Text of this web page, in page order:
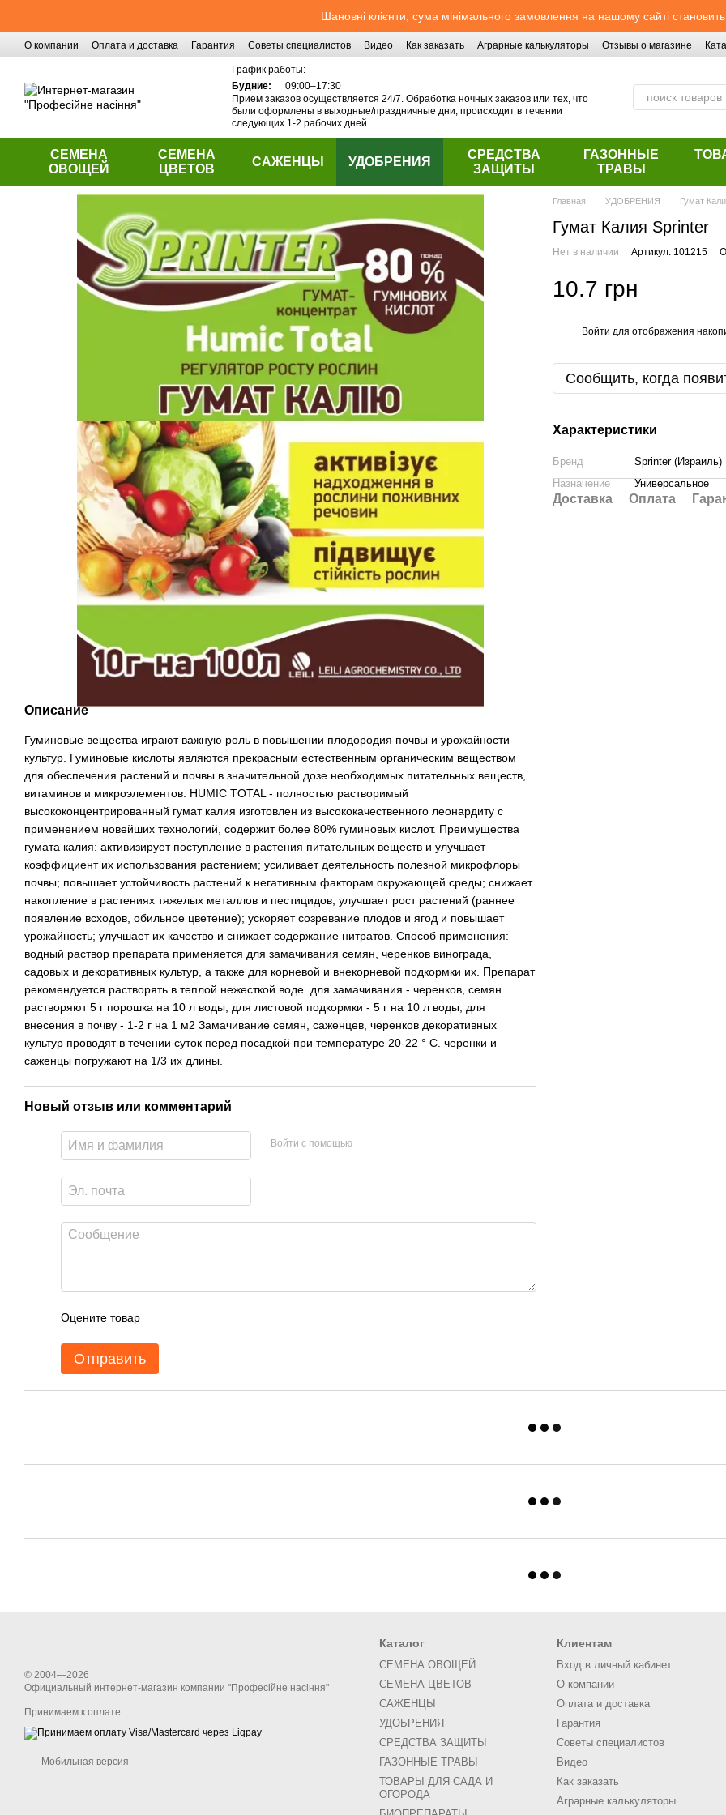
Шановні клієнти, сума мінімального замовлення на нашому сайті
О компании Оплата и доставка Гарантия Советы специалистов Видео Как заказать Аграрные калькуляторы Отзывы о магазине
График работы:
Будние:
09:00–17:30
Прием заказов осуществляется 24/7. Обработка ночных заказов или тех, что
были оформлены в выходные/праздничные дни, происходит в течении
следующих 1-2 рабочих дней.
СЕМЕНА
ОВОЩЕЙ
СЕМЕНА
ЦВЕТОВ
САЖЕНЦЫ УДОБРЕНИЯ
СРЕДСТВА
ЗАЩИТЫ
ГАЗОННЫЕ
ТРАВЫ
Описание
Гуминовые вещества играют важную роль в повышении плодородия почвы и урожайности
культур. Гуминовые кислоты являются прекрасным естественным органическим веществом
для обеспечения растений и почвы в значительной дозе необходимых питательных веществ,
витаминов и микроэлементов. HUMIC TOTAL - полностью растворимый
высококонцентрированный гумат калия изготовлен из высококачественного леонардиту с
применением новейших технологий, содержит более 80% гуминовых кислот. Преимущества
гумата калия: активизирует поступление в растения питательных веществ и улучшает
коэффициент их использования растением; усиливает деятельность полезной микрофлоры
почвы; повышает устойчивость растений к негативным факторам окружающей среды; снижает
накопление в растениях тяжелых металлов и пестицидов; улучшает рост растений (раннее
появление всходов, обильное цветение); ускоряет созревание плодов и ягод и повышает
урожайность; улучшает их качество и снижает содержание нитратов. Способ применения:
водный раствор препарата применяется для замачивания семян, черенков винограда,
садовых и декоративных культур, а также для корневой и внекорневой подкормки их. Препарат
рекомендуется растворять в теплой нежесткой воде. для замачивания - черенков, семян
растворяют 5 г порошка на 10 л воды; для листовой подкормки - 5 г на 10 л воды; для
внесения в почву - 1-2 г на 1 м2 Замачивание семян, саженцев, черенков декоративных
культур проводят в течении суток перед посадкой при температуре 20-22 ° С. черенки и
саженцы погружают на 1/3 их длины.
Новый отзыв или комментарий
Войти с помощью
Оцените товар
Отправить
Главная УДОБРЕНИЯ Гумат
Гумат Калия Sprinter
Нет в наличии Артикул: 101215
10.7 грн
Войти для отображения
Сообщить, когда
Характеристики
Бренд
Sprinter (Израиль)
Назначение
Универсальное
Доставка Оплата
© 2004—2026
Официальный интернет-магазин компании "Професійне насіння"
Принимаем к оплате
Мобильная версия
Каталог
СЕМЕНА ОВОЩЕЙ
СЕМЕНА ЦВЕТОВ
САЖЕНЦЫ
УДОБРЕНИЯ
СРЕДСТВА ЗАЩИТЫ
ГАЗОННЫЕ ТРАВЫ
ТОВАРЫ ДЛЯ САДА И
ОГОРОДА
Клиентам
Вход в личный кабинет
О компании
Оплата и доставка
Гарантия
Советы специалистов
Видео
Как заказать
Аграрные калькуляторы